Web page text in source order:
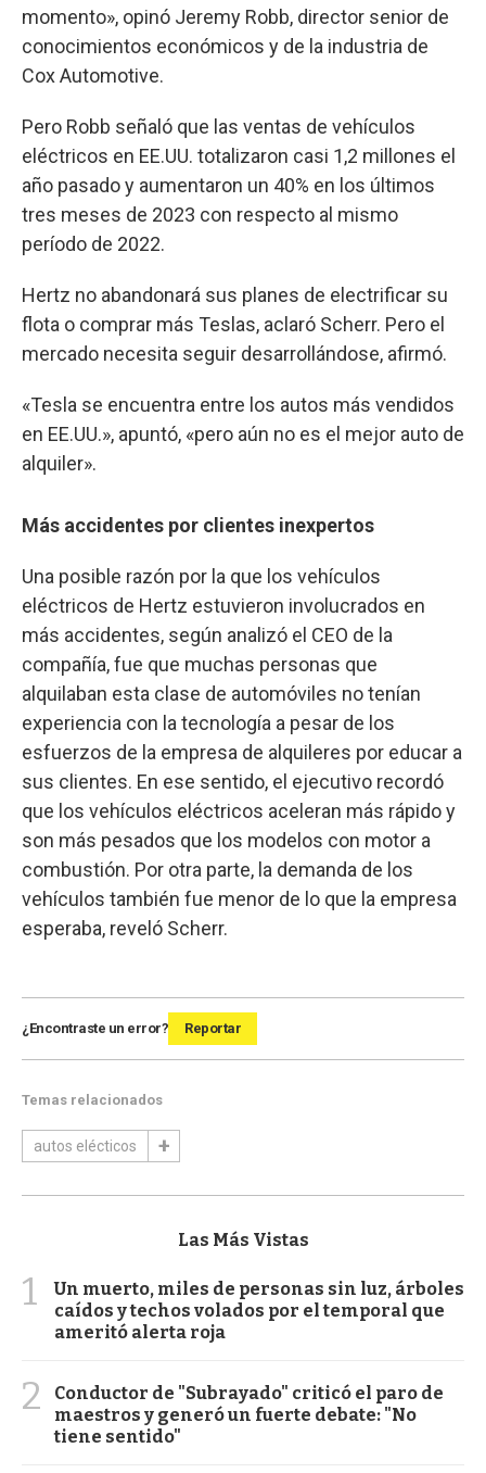
momento», opinó Jeremy Robb, director senior de
conocimientos económicos y de la industria de
Cox Automotive.
Pero Robb señaló que las ventas de vehículos
eléctricos en EE.UU. totalizaron casi 1,2 millones el
año pasado y aumentaron un 40% en los últimos
tres meses de 2023 con respecto al mismo
período de 2022.
Hertz no abandonará sus planes de electrificar su
flota o comprar más Teslas, aclaró Scherr. Pero el
mercado necesita seguir desarrollándose, afirmó.
«Tesla se encuentra entre los autos más vendidos
en EE.UU.», apuntó, «pero aún no es el mejor auto de
alquiler».
Más accidentes por clientes inexpertos
Una posible razón por la que los vehículos
eléctricos de Hertz estuvieron involucrados en
más accidentes, según analizó el CEO de la
compañía, fue que muchas personas que
alquilaban esta clase de automóviles no tenían
experiencia con la tecnología a pesar de los
esfuerzos de la empresa de alquileres por educar a
sus clientes. En ese sentido, el ejecutivo recordó
que los vehículos eléctricos aceleran más rápido y
son más pesados que los modelos con motor a
combustión. Por otra parte, la demanda de los
vehículos también fue menor de lo que la empresa
esperaba, reveló Scherr.
¿Encontraste un error? Reportar
Temas relacionados
autos elécticos
Las Más Vistas
1
Un muerto, miles de personas sin luz, árboles
caídos y techos volados por el temporal que
ameritó alerta roja
2
Conductor de "Subrayado" criticó el paro de
maestros y generó un fuerte debate: "No
tiene sentido"